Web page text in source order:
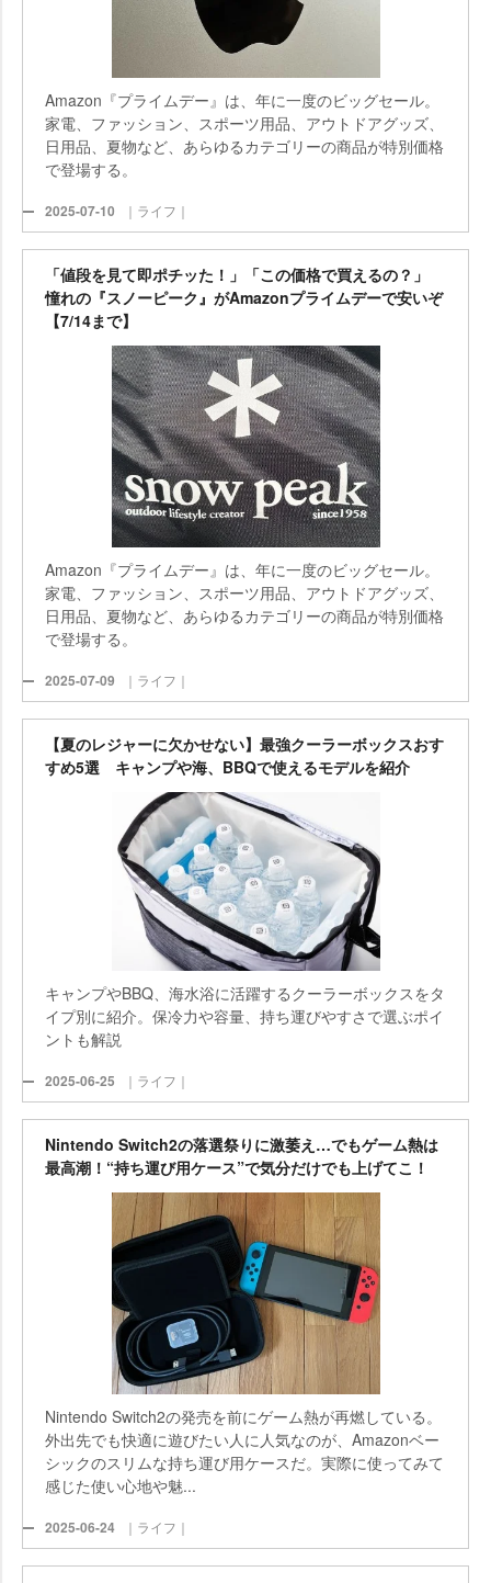
Amazon『プライムデー』は、年に一度のビッグセール。
家電、ファッション、スポーツ用品、アウトドアグッズ、
日用品、夏物など、あらゆるカテゴリーの商品が特別価格
で登場する。
2025-07-10 ｜ライフ｜
「値段を見て即ポチッた！」「この価格で買えるの？」
憧れの『スノーピーク』がAmazonプライムデーで安いぞ
【7/14まで】
Amazon『プライムデー』は、年に一度のビッグセール。
家電、ファッション、スポーツ用品、アウトドアグッズ、
日用品、夏物など、あらゆるカテゴリーの商品が特別価格
で登場する。
2025-07-09 ｜ライフ｜
【夏のレジャーに欠かせない】最強クーラーボックスおす
すめ5選 キャンプや海、BBQで使えるモデルを紹介
キャンプやBBQ、海水浴に活躍するクーラーボックスをタ
イプ別に紹介。保冷力や容量、持ち運びやすさで選ぶポイ
ントも解説
2025-06-25 ｜ライフ｜
Nintendo Switch2の落選祭りに激萎え…でもゲーム熱は
最高潮！“持ち運び用ケース”で気分だけでも上げてこ！
Nintendo Switch2の発売を前にゲーム熱が再燃している。
外出先でも快適に遊びたい人に人気なのが、Amazonベー
シックのスリムな持ち運び用ケースだ。実際に使ってみて
感じた使い心地や魅...
2025-06-24 ｜ライフ｜